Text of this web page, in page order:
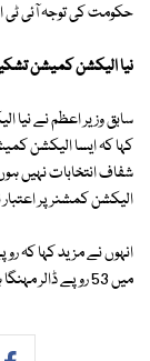
حکومت کی توجہ آئی ٹی
نیا الیکشن کمیشن
سابق وزیر اعظم نے نیا
کہا کہ ایسا الیکشن
شفاف انتخابات نہیں
الیکشن کمشنر پر
میں 53 روپے ڈالر مہنگا ہو چکا ہے۔